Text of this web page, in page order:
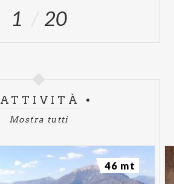
1 20
ATTIVITÀ
Mostra tutti
46 mt